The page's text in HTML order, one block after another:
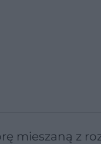
mieszaną z